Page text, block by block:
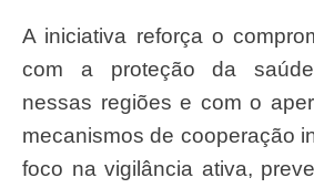
A iniciativa reforça o compromisso do Paraná
com a proteção da
nessas regiões e com o
mecanismos de cooperação
foco na vigilância ativa,